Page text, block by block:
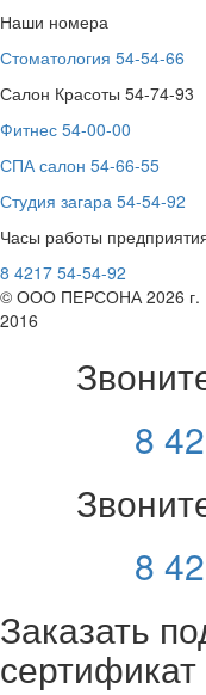
Наши номера
Стоматология 54-54-66
Салон Красоты 54-74-93
Фитнес 54-00-00
СПА салон 54-66-55
Студия загара 54-54-92
Часы работы
8 4217 54-54-92
© ООО ПЕРСОНА 2026 г.
2016
8
8
Заказать
сертификат